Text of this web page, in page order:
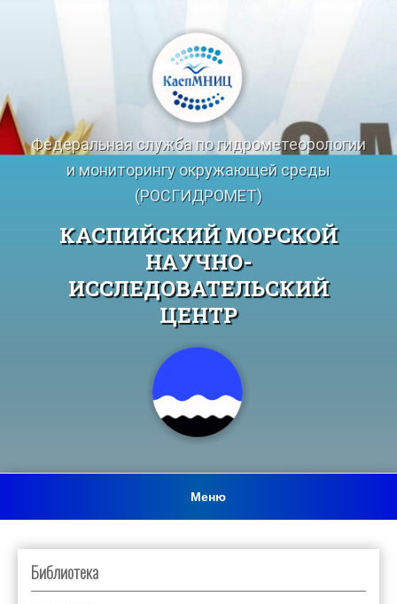
Федеральная служба по гидрометеорологии
и мониторингу окружающей среды
(РОСГИДРОМЕТ)
КАСПИЙСКИЙ МОРСКОЙ
НАУЧНО-
ИССЛЕДОВАТЕЛЬСКИЙ
ЦЕНТР
Меню
Библиотека